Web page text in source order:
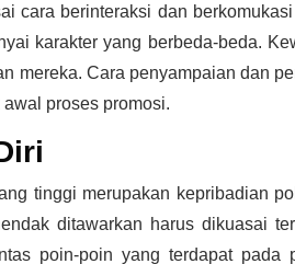
cara berinteraksi dan
karakter yang berbeda-beda.
mereka. Cara penyampaian dan
proses promosi.
tinggi merupakan kepribadian
ditawarkan harus dikuasai
poin-poin yang terdapat pada